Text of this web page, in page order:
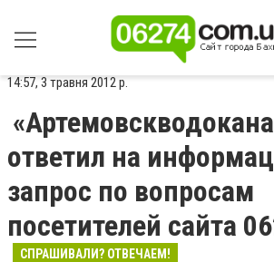
14:57, 3 травня 2012 р.
ответил на
запрос по вопросам
посетителей сайта
СПРАШИВАЛИ? ОТВЕЧАЕМ!